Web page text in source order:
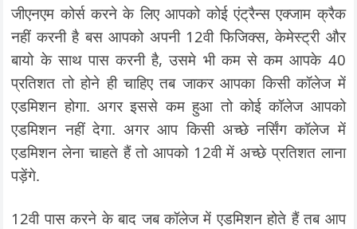
जीएनएम कोर्स करने के लिए आपको कोई एंट्रैन्स एक्जाम क्रैक
नहीं करनी है बस आपको अपनी 12वी फिजिक्स, केमेस्ट्री और
बायो के साथ पास करनी है, उसमे भी कम से कम आपके 40
प्रतिशत तो होने ही चाहिए तब जाकर आपका किसी कॉलेज में
एडमिशन होगा. अगर इससे कम हुआ तो कोई कॉलेज आपको
एडमिशन नहीं देगा. अगर आप किसी अच्छे नर्सिंग कॉलेज में
एडमिशन लेना चाहते हैं तो आपको 12वी में अच्छे प्रतिशत लाना
पड़ेंगे.
12वी पास करने के बाद जब कॉलेज में एडमिशन होते हैं तब आप